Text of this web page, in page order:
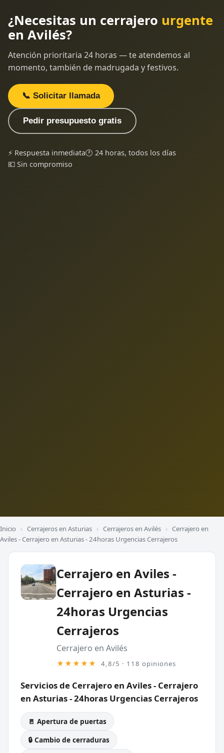
¿Necesitas un cerrajero urgente
en Avilés?
Atención prioritaria 24 horas — te atendemos al
momento, también de madrugada y festivos.
📞 Solicitar llamada
Pedir presupuesto gratis
⚡ Respuesta inmediata🕐 24 horas, todos los días
💶 Sin compromiso
Inicio › Cerrajeros en Asturias › Cerrajeros en Avilés › Cerrajero en
Aviles - Cerrajero en Asturias - 24horas Urgencias Cerrajeros
Cerrajero en Aviles -
Cerrajero en Asturias -
24horas Urgencias
Cerrajeros
Cerrajero en Avilés
★★★★★ 4,8/5 · 118 opiniones
Servicios de Cerrajero en Aviles - Cerrajero
en Asturias - 24horas Urgencias Cerrajeros
🚪 Apertura de puertas
🔒 Cambio de cerraduras